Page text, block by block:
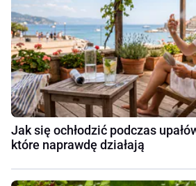
Jak się ochłodzić podczas
które naprawdę działają